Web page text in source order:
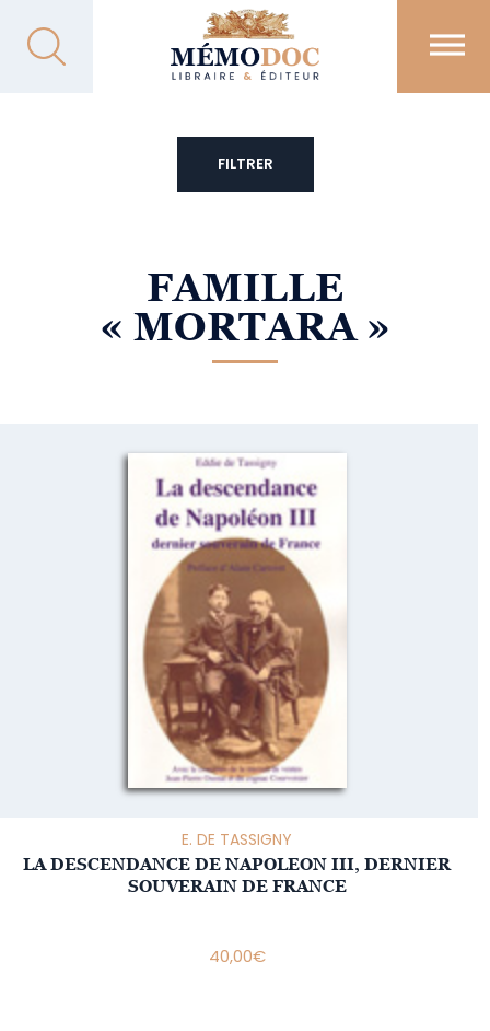
FAMILLE
« MORTARA »
E. DE TASSIGNY
LA DESCENDANCE DE NAPOLEON III, DERNIER
SOUVERAIN DE FRANCE
40,00€
FILTRER